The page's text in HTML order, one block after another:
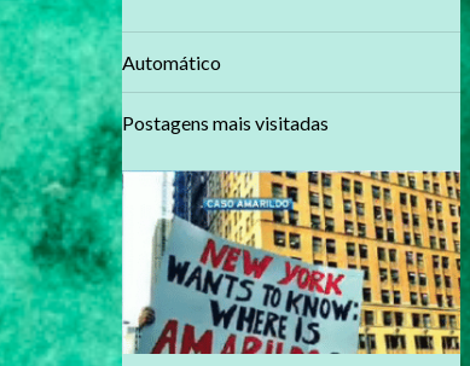
Automático
Postagens mais visitadas